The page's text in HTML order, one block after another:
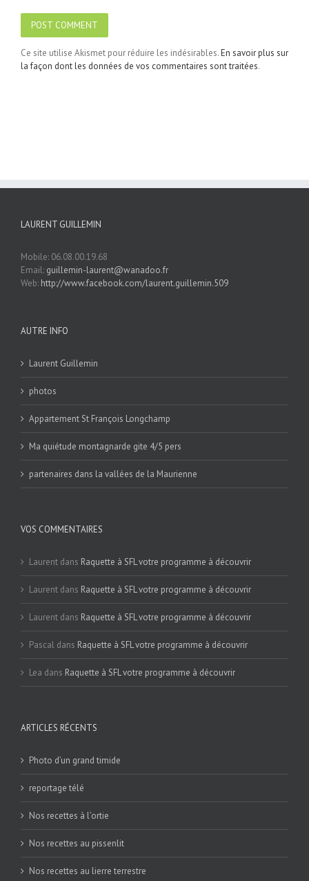
Ce site utilise Akismet pour réduire les indésirables.En savoir plus sur
la façon dont les données de vos commentaires sont traitées.
LAURENT GUILLEMIN
Mobile: 06.08.00.19.68
Email: guillemin-laurent@wanadoo.fr
Web: http://www.facebook.com/laurent.guillemin.509
AUTRE INFO
Laurent Guillemin
photos
Appartement St François Longchamp
Ma quiétude montagnarde gite 4/5 pers
partenaires dans la vallées de la Maurienne
VOS COMMENTAIRES
Laurent dans Raquette à SFL votre programme à découvrir
Laurent dans Raquette à SFL votre programme à découvrir
Laurent dans Raquette à SFL votre programme à découvrir
Pascal dans Raquette à SFL votre programme à découvrir
Lea dans Raquette à SFL votre programme à découvrir
ARTICLES RÉCENTS
Photo d’un grand timide
reportage télé
Nos recettes à l’ortie
Nos recettes au pissenlit
Nos recettes au lierre terrestre